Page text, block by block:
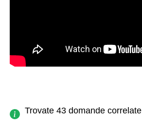
Trovate 43 domande correlate